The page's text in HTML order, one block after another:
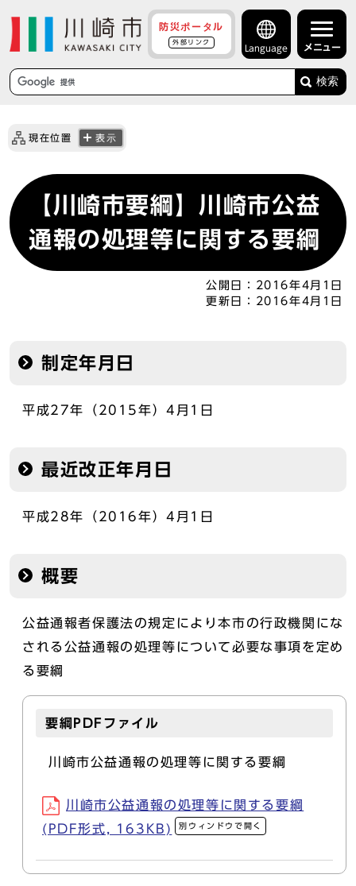
防災ポータル
外部リンク
Language メニュー
検索
現在位置 表示
【川崎市要綱】川崎市公益
通報の処理等に関する要綱
公開日：
2016年4月1日
更新日：
2016年4月1日
制定年月日
平成27年（2015年）4月1日
最近改正年月日
平成28年（2016年）4月1日
概要
公益通報者保護法の規定により本市の行政機関にな
される公益通報の処理等について必要な事項を定め
る要綱
要綱PDFファイル
川崎市公益通報の処理等に関する要綱
川崎市公益通報の処理等に関する要綱
(PDF形式, 163KB)
別ウィンドウで開く